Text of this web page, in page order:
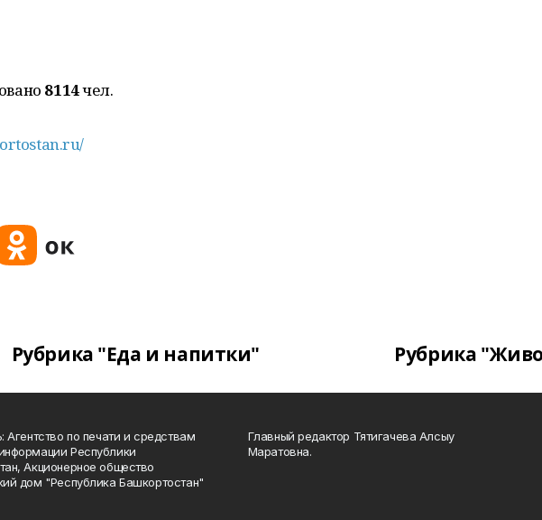
8114чел.
Рубрика "Еда и напитки" Рубрика
Агентство по печати и средствам
Республики
Акционерное общество
дом "Республика Башкортостан"
Главный редактор Тятигачева Алсыу
Маратовна.